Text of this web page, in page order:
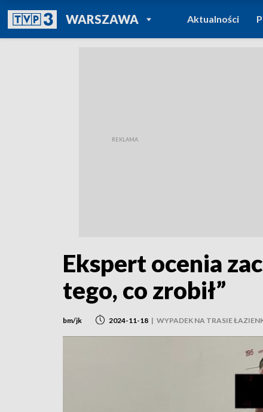
WARSZAWAPOWRÓT DO
TVP REGIONY
Aktualności
Ekspert ocenia
tego, co zrobił”
bm/jk 2024-11-18 | WYPADEK NA TRASIE